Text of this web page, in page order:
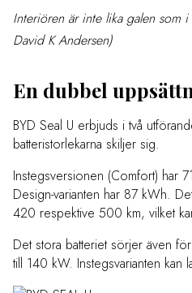
Interiören är inte lika galen som
David K Andersen)
En dubbel
BYD Seal U erbjuds i två
batteristorlekarna skiljer sig.
Instegsversionen (Comfort) har
Design-varianten har 87 kWh.
420 respektive 500 km, vilket
Det stora batteriet sörjer även
till 140 kW. Instegsvarianten kan